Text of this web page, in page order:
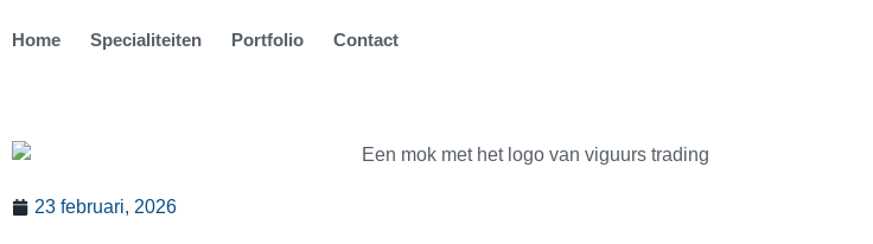
Home Specialiteiten Portfolio Contact
23 februari, 2026